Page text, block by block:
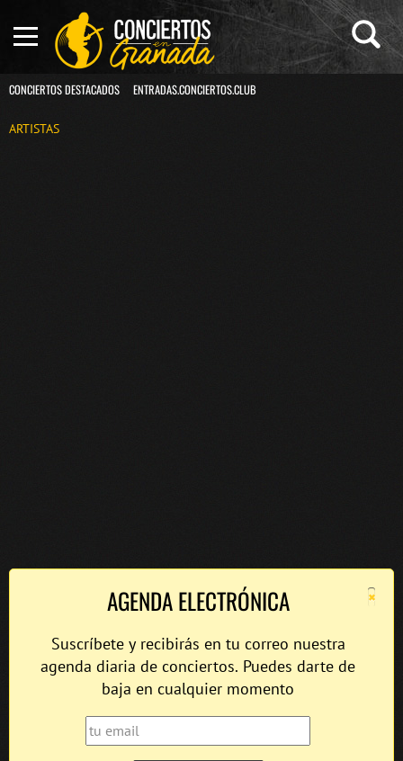
CONCIERTOS DESTACADOS ENTRADAS.CONCIERTOS.CLUB
ARTISTAS
×
AGENDA ELECTRÓNICA
Suscríbete y recibirás en tu correo nuestra
agenda diaria de conciertos. Puedes darte de
baja en cualquier momento